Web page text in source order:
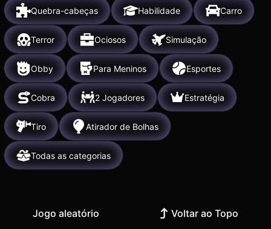
Quebra-cabeças Habilidade Carro
Terror Ociosos Simulação
Obby Para Meninos Esportes
Cobra 2 Jogadores Estratégia
Tiro Atirador de Bolhas
Todas as categorias
Jogo aleatório Voltar ao Topo